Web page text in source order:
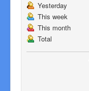
Yesterday
This week
This month
Total